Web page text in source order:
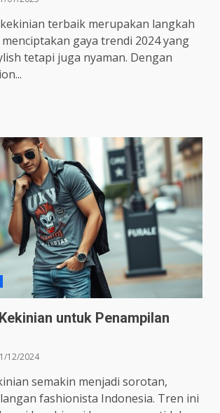
terbaik merupakan langkah
gaya trendi 2024 yang
tetapi juga nyaman. Dengan
untuk Penampilan
12/2024
semakin menjadi sorotan,
fashionista Indonesia. Tren ini